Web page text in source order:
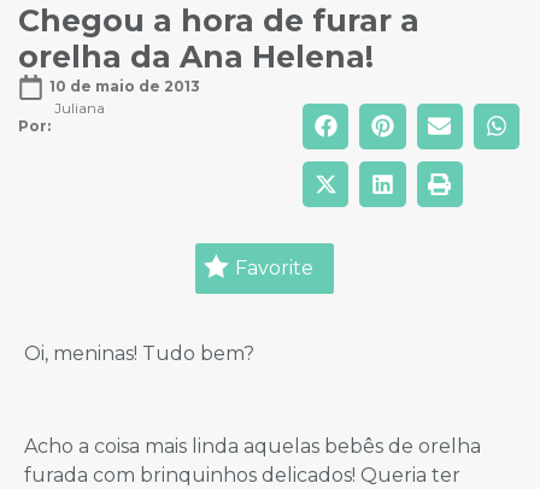
Chegou a hora de furar a
orelha da Ana Helena!
10 de maio de 2013
Por:
Juliana
Favorite
Oi, meninas! Tudo bem?
Acho a coisa mais linda aquelas bebês de orelha
furada com brinquinhos delicados! Queria ter